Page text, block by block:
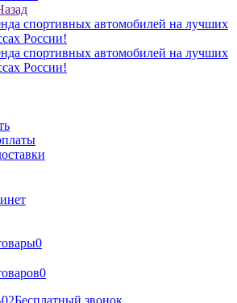
спортивных автомобилей на лучших
России!
спортивных автомобилей на лучших
России!
0
0
Бесплатный звонок